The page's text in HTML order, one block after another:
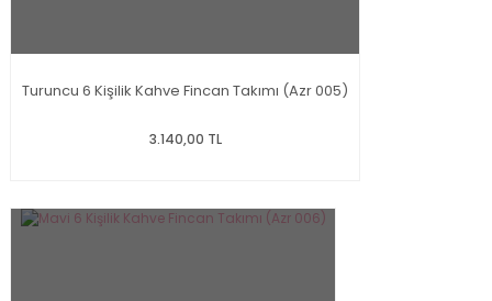
Turuncu 6 Kişilik Kahve Fincan Takımı (Azr 005)
3.140,00 TL